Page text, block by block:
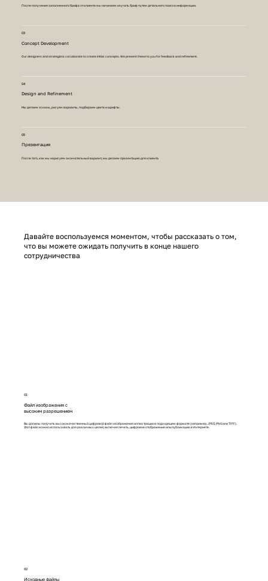
Мы делаем эскизы, рисуем варианты, подбираем цвета и шрифты.
04
Design and Refinement
После того, как мы нарисуем окончательный вариант, мы делаем презентацию для клиента
Презентация
05
03
Concept Development
Our designers and strategists collaborate to create initial concepts. We present these to you for feedback and refinement.
После получения заполненного брифа от клиента мы начинаем изучать бриф путем детального поиска информации.
Давайте воспользуемся моментом, чтобы рассказать о том,
что вы можете ожидать получить в конце нашего
сотрудничества
Файл изображения с
высоким разрешением
01
Вы должны получить высококачественный цифровой файл изображения иллюстрации в подходящем формате (например, JPEG, PNG или TIFF).
Этот файл можно использовать для различных целей, включая печать, цифровое отображение или публикацию в Интернете.
Исходные файлы
02